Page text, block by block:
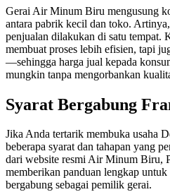
Gerai Air Minum Biru mengusung
antara pabrik kecil dan toko.
penjualan dilakukan di satu tempat.
membuat proses lebih efisien, tapi
—sehingga harga jual kepada
mungkin tanpa mengorbankan
Syarat Bergabung
Jika Anda tertarik membuka usaha
beberapa syarat dan tahapan yang
dari website resmi Air Minum Biru,
memberikan panduan lengkap
bergabung sebagai pemilik gerai.